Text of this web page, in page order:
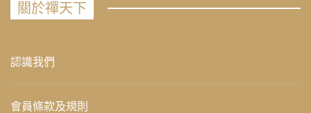
關於禪天下
認識我們
會員條款及規則